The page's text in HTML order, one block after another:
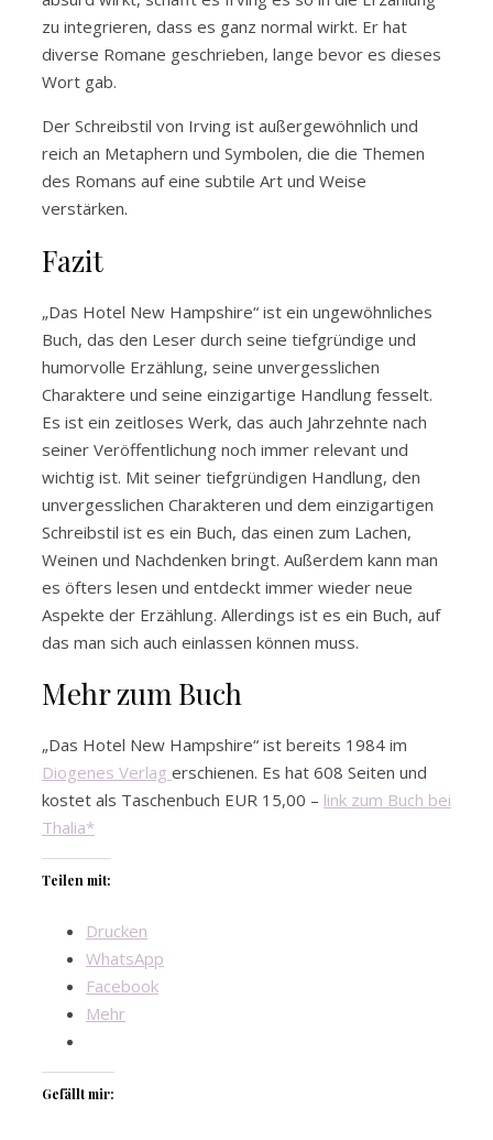
zu integrieren, dass es ganz normal wirkt. Er hat
diverse Romane geschrieben, lange bevor es dieses
Wort gab.
Der Schreibstil von Irving ist außergewöhnlich und
reich an Metaphern und Symbolen, die die Themen
des Romans auf eine subtile Art und Weise
verstärken.
Fazit
„Das Hotel New Hampshire“ ist ein ungewöhnliches
Buch, das den Leser durch seine tiefgründige und
humorvolle Erzählung, seine unvergesslichen
Charaktere und seine einzigartige Handlung fesselt.
Es ist ein zeitloses Werk, das auch Jahrzehnte nach
seiner Veröffentlichung noch immer relevant und
wichtig ist. Mit seiner tiefgründigen Handlung, den
unvergesslichen Charakteren und dem einzigartigen
Schreibstil ist es ein Buch, das einen zum Lachen,
Weinen und Nachdenken bringt. Außerdem kann man
es öfters lesen und entdeckt immer wieder neue
Aspekte der Erzählung. Allerdings ist es ein Buch, auf
das man sich auch einlassen können muss.
Mehr zum Buch
„Das Hotel New Hampshire“ ist bereits 1984 im
Diogenes Verlag erschienen. Es hat 608 Seiten und
kostet als Taschenbuch EUR 15,00 – link zum Buch bei
Thalia*
Teilen mit:
Drucken
WhatsApp
Facebook
Mehr
Gefällt mir: